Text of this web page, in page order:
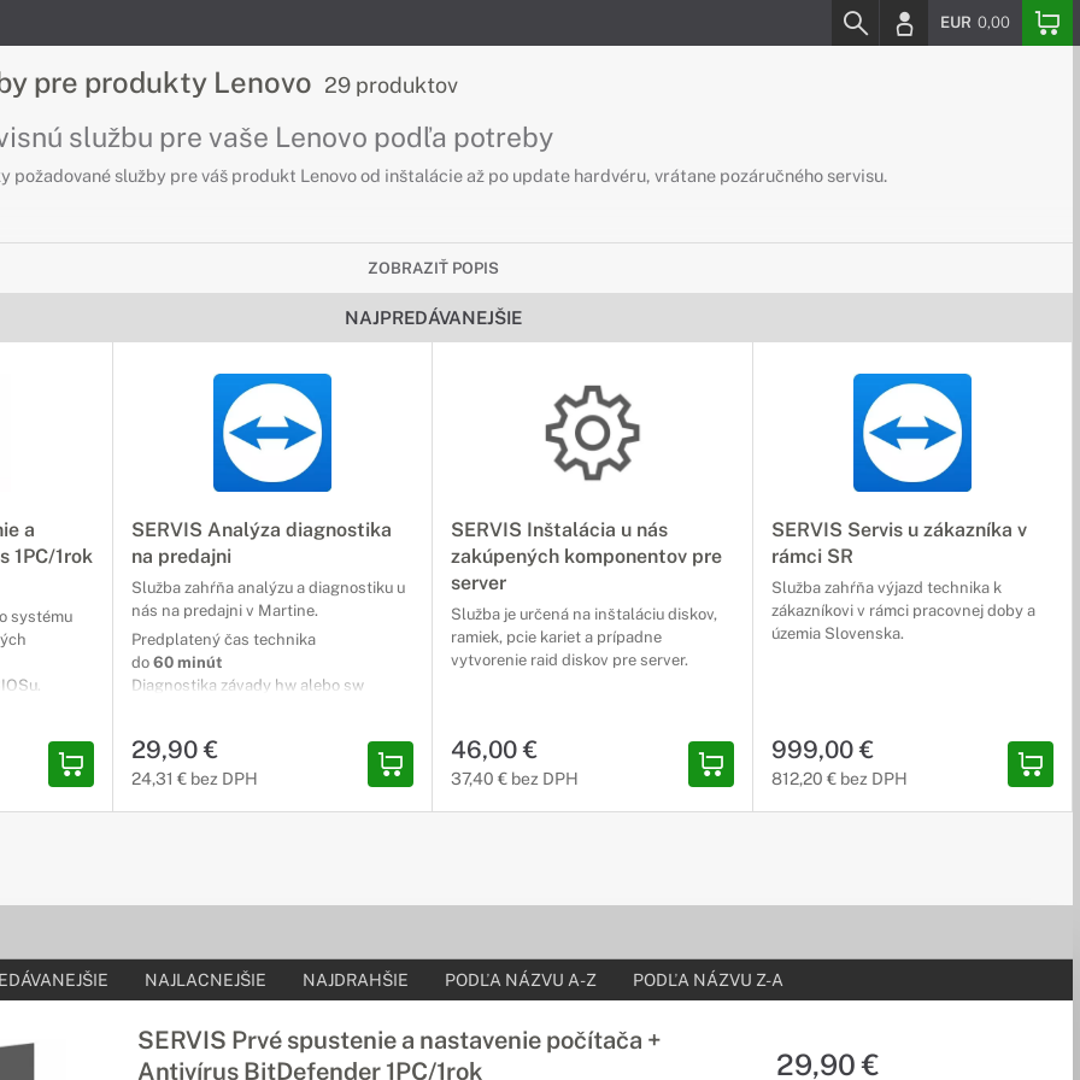
EUR 0,00
pre produkty Lenovo 29 produktov
službu pre vaše Lenovo podľa potreby
požadované služby pre váš produkt Lenovo od inštalácie až po update hardvéru, vrátane pozáručného servisu.
ZOBRAZIŤ POPIS
NAJPREDÁVANEJŠIE
a
1PC/1rok
systému
a
SERVIS Analýza diagnostika
na predajni
Služba zahŕňa analýzu a diagnostiku u
nás na predajni v Martine.
Predplatený čas technika
do 60 minút
Diagnostika závady hw alebo sw
29,90 €
24,31 € bez DPH
SERVIS Inštalácia u nás
zakúpených komponentov pre
server
Služba je určená na inštaláciu diskov,
ramiek, pcie kariet a prípadne
vytvorenie raid diskov pre server.
OBJEDNAŤ SAMOSTATNE
46,00 €
37,40 € bez DPH
SERVIS Servis u zákazníka v
rámci SR
Služba zahŕňa výjazd technika k
zákazníkovi v rámci pracovnej doby a
územia Slovenska.
999,00 €
812,20 € bez DPH
NAJLACNEJŠIE NAJDRAHŠIE PODĽA NÁZVU A-Z PODĽA NÁZVU Z-A
SERVIS Prvé spustenie a nastavenie počítača +
Antivírus BitDefender 1PC/1rok
29,90 €